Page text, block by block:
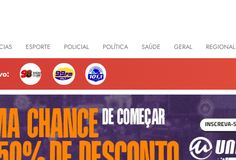
ESPORTE POLICIAL POLÍTICA SAÚDE GERAL REGIONAL